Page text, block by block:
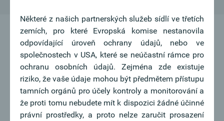
Některé z našich partnerských služeb sídlí ve třetích
zemích, pro které Evropská komise nestanovila
odpovídající úroveň ochrany údajů, nebo ve
společnostech v USA, které se neúčastní rámce pro
ochranu osobních údajů. Zejména zde existuje
riziko, že vaše údaje mohou být předmětem přístupu
tamních orgánů pro účely kontroly a monitorování a
že proti tomu nebudete mít k dispozici žádné účinné
právní prostředky, a proto nelze zaručit prosazení